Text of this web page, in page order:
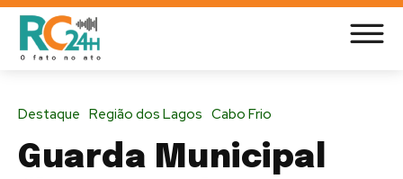
Destaque Região dos Lagos Cabo Frio
Guarda Municipal